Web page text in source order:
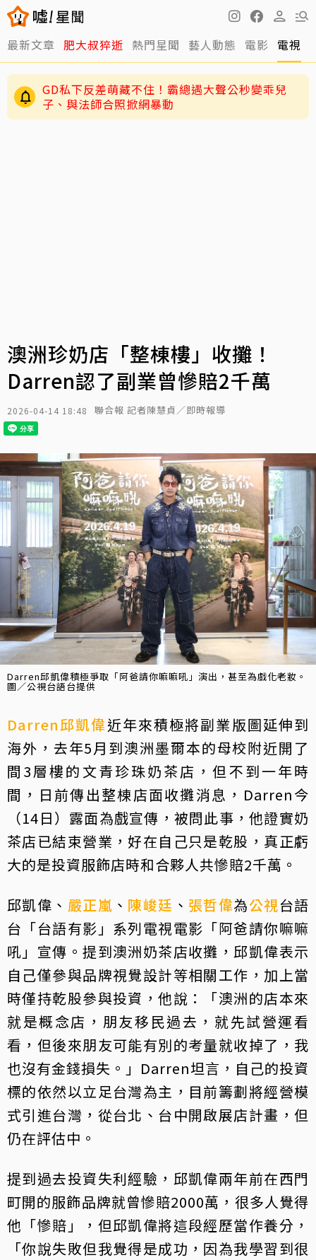
最新文章 肥大叔猝逝 熱門星聞 藝人動態 電影 電視
周渝民護女超狂！放話未來女婿千萬聘金才行
澳洲珍奶店「整棟樓」收攤！
Darren認了副業曾慘賠2千萬
2026-04-14 18:48 聯合報 記者陳慧貞／即時報導
Darren邱凱偉積極爭取「阿爸請你嘛嘛吼」演出，甚至為戲化老妝。
圖／公視台語台提供
Darren邱凱偉近年來積極將副業版圖延伸到
海外，去年5月到澳洲墨爾本的母校附近開了
間3層樓的文青珍珠奶茶店，但不到一年時
間，日前傳出整棟店面收攤消息，Darren今
（14日）露面為戲宣傳，被問此事，他證實奶
茶店已結束營業，好在自己只是乾股，真正虧
大的是投資服飾店時和合夥人共慘賠2千萬。
邱凱偉、 嚴正嵐 、 陳峻廷 、 張哲偉為公視台語
台「台語有影」系列電視電影「阿爸請你嘛嘛
吼」宣傳。提到澳洲奶茶店收攤，邱凱偉表示
自己僅參與品牌視覺設計等相關工作，加上當
時僅持乾股參與投資，他說：「澳洲的店本來
就是概念店，朋友移民過去，就先試營運看
看，但後來朋友可能有別的考量就收掉了，我
也沒有金錢損失。」Darren坦言，自己的投資
標的依然以立足台灣為主，目前籌劃將經營模
式引進台灣，從台北、台中開啟展店計畫，但
仍在評估中。
提到過去投資失利經驗，邱凱偉兩年前在西門
町開的服飾品牌就曾慘賠2000萬，很多人覺得
他「慘賠」，但邱凱偉將這段經歷當作養分，
「你說失敗但我覺得是成功，因為我學習到很